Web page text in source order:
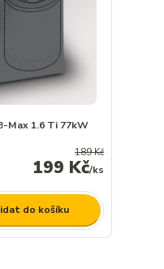
Max 1.6 Ti 77kW
189 Kč
199 Kč/ks
do košíku